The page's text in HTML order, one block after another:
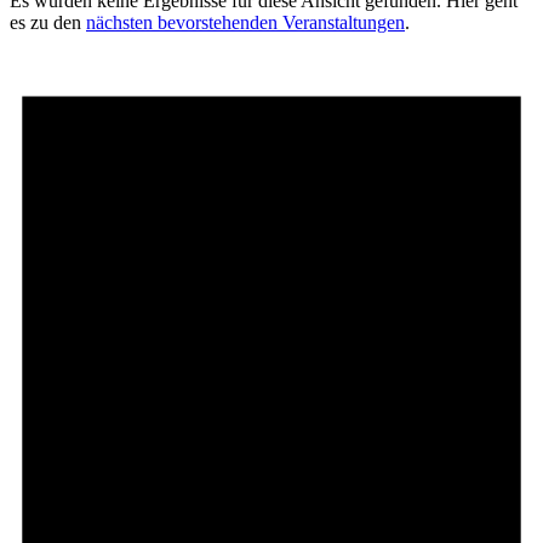
es zu den nächsten bevorstehenden Veranstaltungen.